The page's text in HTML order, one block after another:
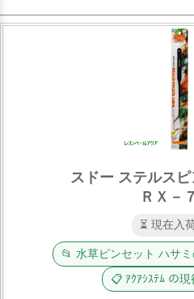
スドー ステルス
ＲＸ－
⏳ 現在入
📂 水草ピンセット ハサ
📋 ｱｸｱｼｽﾃﾑ の